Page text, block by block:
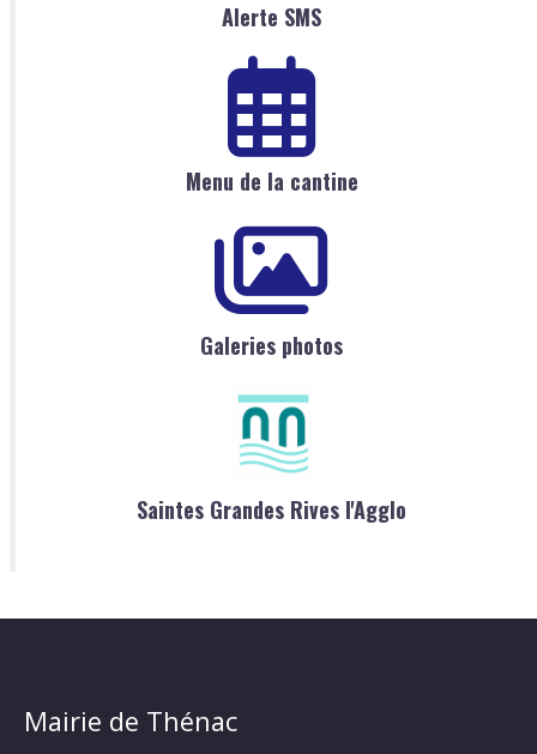
Alerte SMS
Menu de la cantine
Galeries photos
Saintes Grandes Rives l'Agglo
Mairie de Thénac